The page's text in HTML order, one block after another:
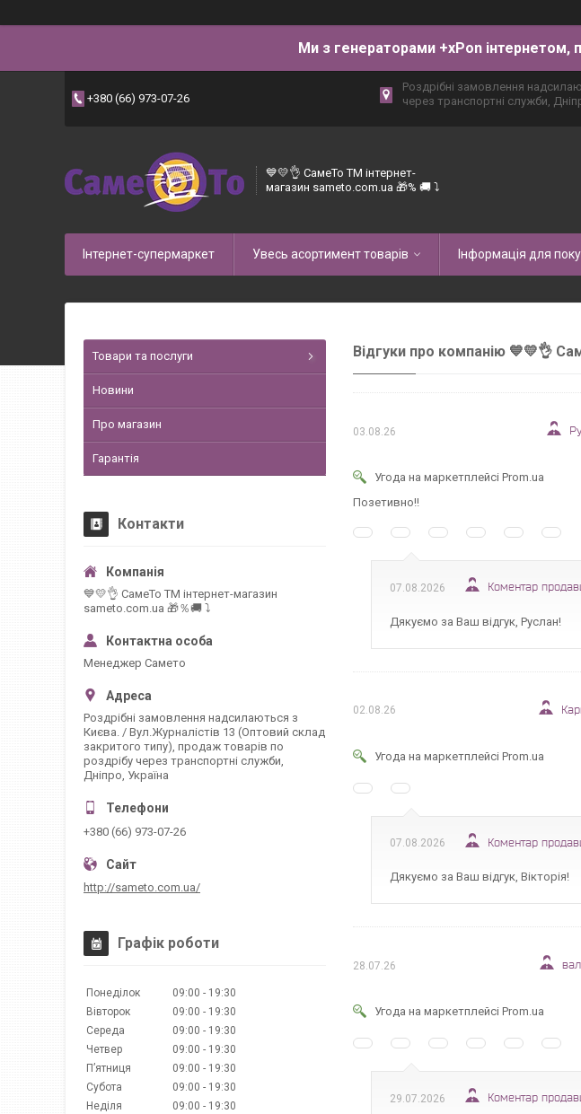
Ми з генераторами +xPon інтернетом,
+380 (66) 973-07-26
Роздрібні замовлення
через транспортні служби,
💙💛👌 СамеТо ТМ інтернет-
магазин sameto.com.ua 🎁% 🚚 ⤵
Інтернет-супермаркет Увесь асортимент товарів Інформація для
Відгуки про компанію 💙💛👌
03.08.26
Угода на маркетплейсі Prom.ua
Позетивно!!
07.08.2026 Коментар
Дякуємо за Ваш відгук, Руслан!
02.08.26
Угода на маркетплейсі Prom.ua
07.08.2026 Коментар
Дякуємо за Ваш відгук, Вікторія!
28.07.26
Угода на маркетплейсі Prom.ua
29.07.2026 Коментар
Товари та послуги
Новини
Про магазин
Гарантія
Контакти
💙💛👌 СамеТо ТМ інтернет-магазин
sameto.com.ua 🎁％🚚 ⤵
Менеджер Самето
Роздрібні замовлення надсилаються з
Києва. / Вул.Журналістів 13 (Оптовий склад
закритого типу), продаж товарів по
роздрібу через транспортні служби,
Дніпро, Україна
+380 (66) 973-07-26
http://sameto.com.ua/
Графік роботи
Понеділок 09:00
19:30
Вівторок
09:00
19:30
Середа
09:00
19:30
Четвер
09:00
19:30
Пʼятниця
09:00
19:30
Субота
09:00
19:30
Неділя
09:00 19:30